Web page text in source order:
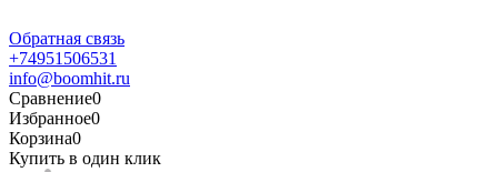
Обратная связь
+74951506531
info@boomhit.ru
Сравнение0
Избранное0
Корзина0
Купить в один клик